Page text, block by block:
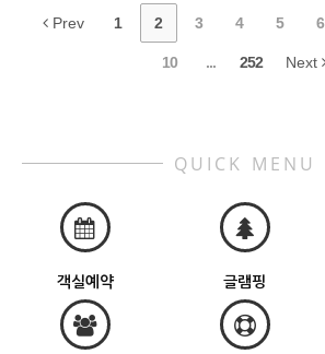
Prev 1 2 3 4 5 6
10 ... 252 Next
QUICK MENU
객실예약 글램핑